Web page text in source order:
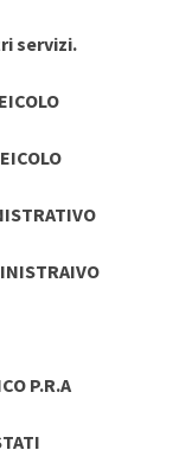
servizi.
P.R.A